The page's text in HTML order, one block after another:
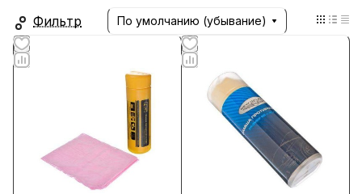
Фильтр По умолчанию (убывание)